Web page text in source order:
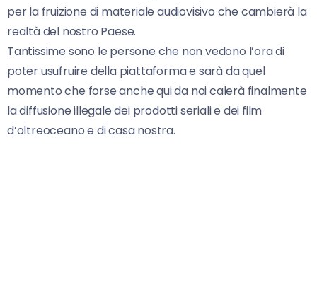
per la fruizione di materiale audiovisivo che cambierà la
realtà del nostro Paese.
Tantissime sono le persone che non vedono l’ora di
poter usufruire della piattaforma e sarà da quel
momento che forse anche qui da noi calerà finalmente
la diffusione illegale dei prodotti seriali e dei film
d’oltreoceano e di casa nostra.